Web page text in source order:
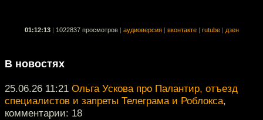
01:12:13 1022837 просмотров аудиоверсия вконтакте rutube дзен
В новостях
25.06.26 11:21 Ольга Ускова про Палантир, отъезд
специалистов и запреты Телеграма и Роблокса,
комментарии: 18